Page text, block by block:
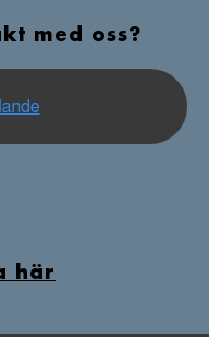
med oss?
här